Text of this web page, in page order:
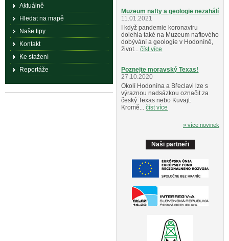
Muzeum nafty a geologie nezahálí
11.01.2021
I když pandemie koronaviru
dolehla také na Muzeum naftového
dobývání a geologie v Hodoníně,
život...číst více
Poznejte moravský Texas!
27.10.2020
Okolí Hodonína a Břeclavi lze s
výraznou nadsázkou označit za
český Texas nebo Kuvajt.
Kromě...číst více
» více novinek
Naši partneři
Aktuálně
Hledat na mapě
Naše tipy
Kontakt
Ke stažení
Reportáže